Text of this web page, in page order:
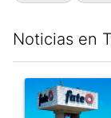
Noticias en
Un artículo de